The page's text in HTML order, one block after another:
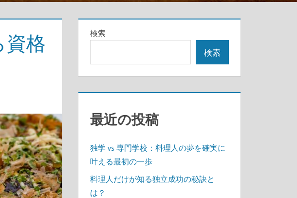
資格
検索
検索
最近の投稿
独学 vs 専門学校：料理人の夢を確実に
叶える最初の一歩
料理人だけが知る独立成功の秘訣と
は？